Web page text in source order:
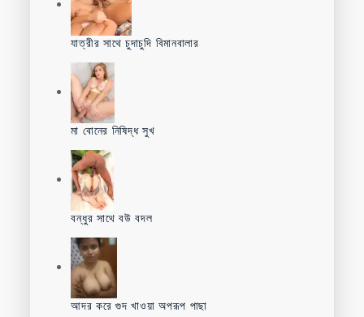
যাত্রীর সাথে চুদাচুদি বিমানবালার
মা বোনের নিষিদ্ধ সুখ
বন্ধুর সাথে বউ বদল
আদর করে গুদ খাওয়া অপরূপ পাছা